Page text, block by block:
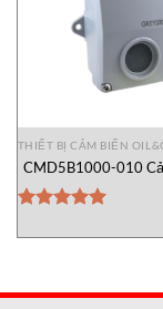
THIẾT BỊ CẢM BIẾN
CMD5B1000-010
GREYSTONE
hạng5.00